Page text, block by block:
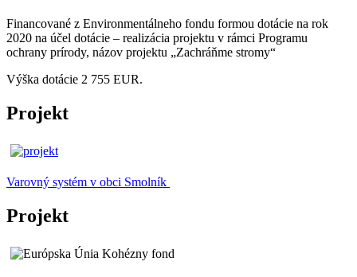
Financované z Environmentálneho fondu formou dotácie na rok
2020 na účel dotácie – realizácia projektu v rámci Programu
ochrany prírody, názov projektu „Zachráňme stromy“
Výška dotácie 2 755 EUR.
Projekt
Varovný systém v obci Smolník
Projekt